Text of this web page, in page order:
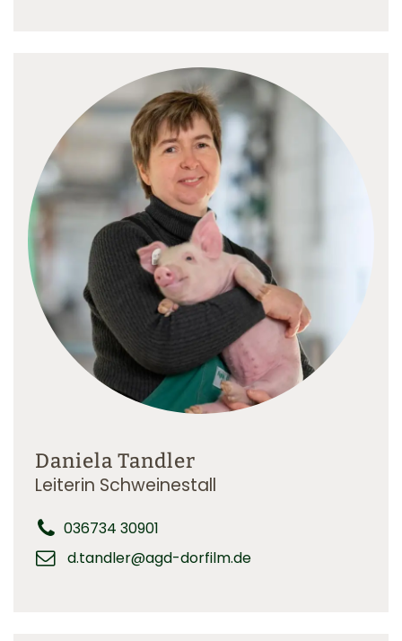
Daniela Tandler
Leiterin Schweinestall
036734 30901
d.tandler@agd-dorfilm.de